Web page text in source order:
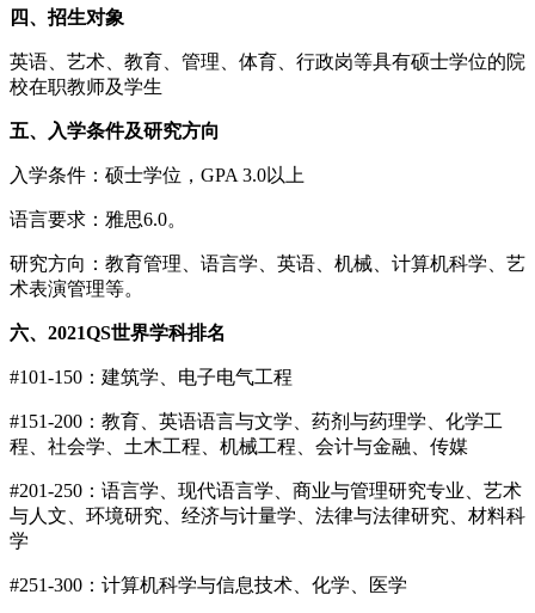
四、招生对象
英语、艺术、教育、管理、体育、行政岗等具有硕士学位的院
校在职教师及学生
五、入学条件及研究方向
入学条件：硕士学位，GPA 3.0以上
语言要求：雅思6.0。
研究方向：教育管理、语言学、英语、机械、计算机科学、艺
术表演管理等。
六、2021QS世界学科排名
#101-150：建筑学、电子电气工程
#151-200：教育、英语语言与文学、药剂与药理学、化学工
程、社会学、土木工程、机械工程、会计与金融、传媒
#201-250：语言学、现代语言学、商业与管理研究专业、艺术
与人文、环境研究、经济与计量学、法律与法律研究、材料科
学
#251-300：计算机科学与信息技术、化学、医学